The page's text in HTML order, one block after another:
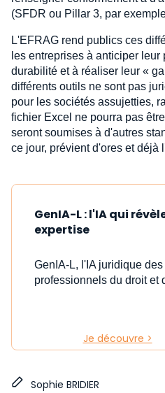
(SFDR ou Pillar 3, par
L'EFRAG rend publics ces
les entreprises à anticiper
durabilité et à réaliser leur «
différents outils ne sont pas
pour les sociétés assujetties,
fichier Excel ne pourra pas
seront soumises à d'autres
ce jour, prévient d'ores et déjà
GenIA-L : l'IA qui
expertise
GenIA-L, l'IA juridique des
professionnels du droit et
Je découvre >
Sophie BRIDIER